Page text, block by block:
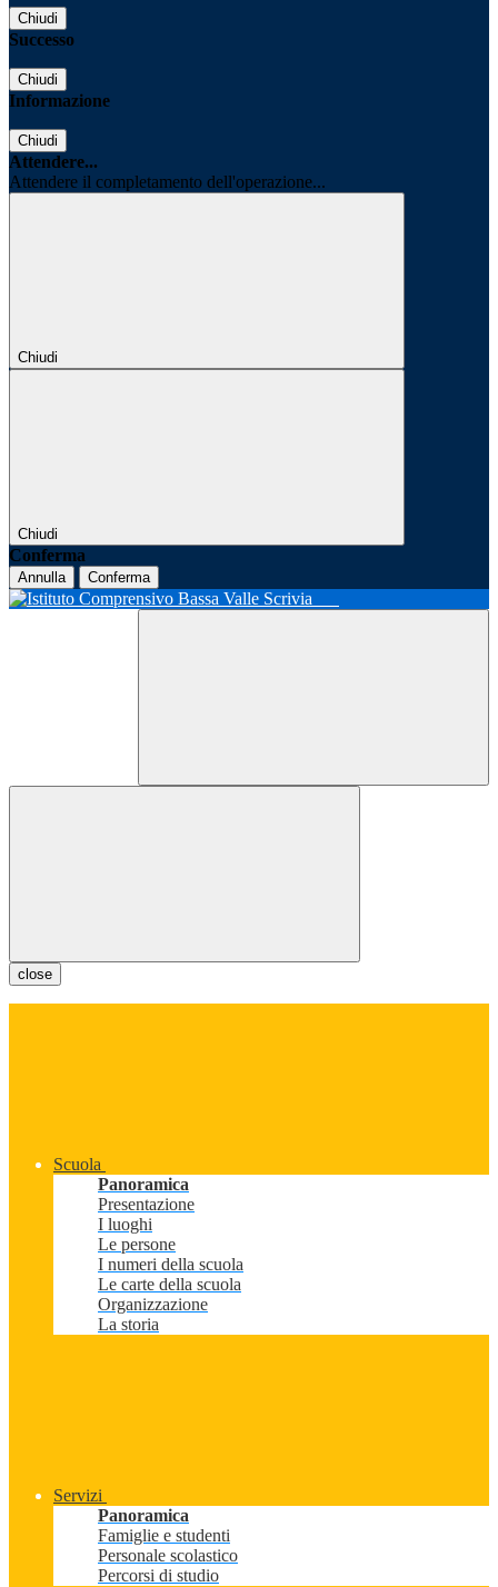
Chiudi
Successo
Chiudi
Informazione
Chiudi
Attendere...
Attendere il completamento dell'operazione...
Chiudi
Chiudi
Conferma
Annulla Conferma
close
Scuola
Panoramica
Presentazione
I luoghi
Le persone
I numeri della scuola
Le carte della scuola
Organizzazione
La storia
Servizi
Panoramica
Famiglie e studenti
Personale scolastico
Percorsi di studio